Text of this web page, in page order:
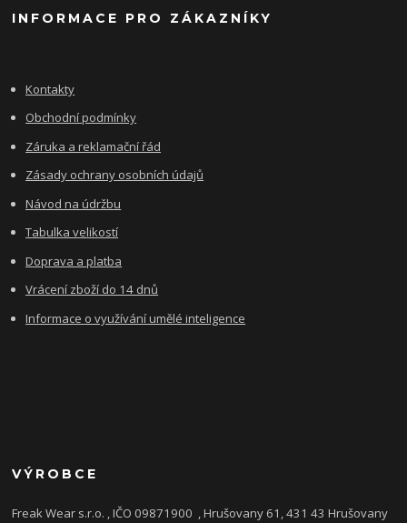
INFORMACE PRO ZÁKAZNÍKY
Kontakty
Obchodní podmínky
Záruka a reklamační řád
Zásady ochrany osobních údajů
Návod na údržbu
Tabulka velikostí
Doprava a platba
Vrácení zboží do 14 dnů
Informace o využívání umělé inteligence
VÝROBCE
Freak Wear s.r.o. , IČO 09871900 , Hrušovany 61, 431 43 Hrušovany